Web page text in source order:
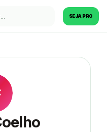
SEJA PRO